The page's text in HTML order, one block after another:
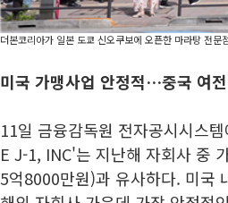
더본코리아가 일본 도쿄 신오쿠보에 오픈한 마라탕 전문
미국 가맹사업 안정적…중국 여
11일 금융감독원 전자공시시스
E J-1, INC'는 지난해 자회사 중
5억8000만원)과 유사하다. 미국